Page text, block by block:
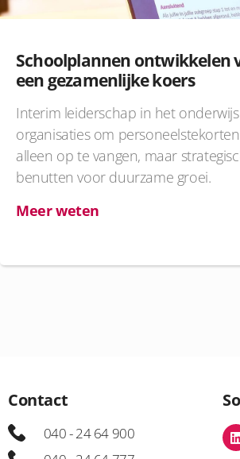
Schoolplannen ontwikkelen
een gezamenlijke koers
Interim leiderschap in het
organisaties om
alleen op te vangen, maar
benutten voor duurzame groei.
Meer weten
Contact
040 - 24 64 900